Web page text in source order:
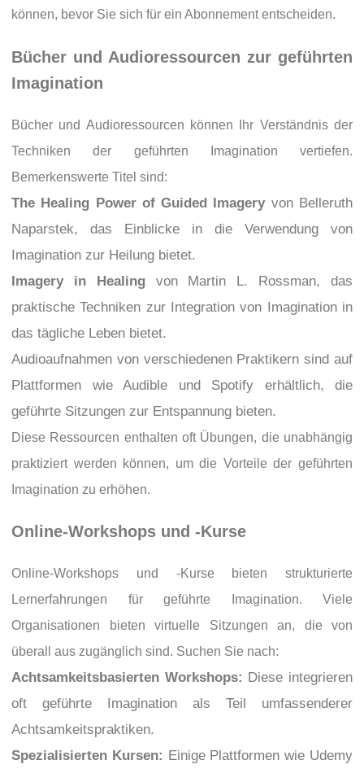
können, bevor Sie sich für ein Abonnement entscheiden.
Bücher und Audioressourcen zur geführten
Imagination
Bücher und Audioressourcen können Ihr Verständnis der
Techniken der geführten Imagination vertiefen.
Bemerkenswerte Titel sind:
The Healing Power of Guided Imagery von Belleruth
Naparstek, das Einblicke in die Verwendung von
Imagination zur Heilung bietet.
Imagery in Healingvon Martin L. Rossman, das
praktische Techniken zur Integration von Imagination in
das tägliche Leben bietet.
Audioaufnahmen von verschiedenen Praktikern sind auf
Plattformen wie Audible und Spotify erhältlich, die
geführte Sitzungen zur Entspannung bieten.
Diese Ressourcen enthalten oft Übungen, die unabhängig
praktiziert werden können, um die Vorteile der geführten
Imagination zu erhöhen.
Online-Workshops und -Kurse
Online-Workshops und -Kurse bieten strukturierte
Lernerfahrungen für geführte Imagination. Viele
Organisationen bieten virtuelle Sitzungen an, die von
überall aus zugänglich sind. Suchen Sie nach:
Achtsamkeitsbasierten Workshops: Diese integrieren
oft geführte Imagination als Teil umfassenderer
Achtsamkeitspraktiken.
Spezialisierten Kursen: Einige Plattformen wie Udemy